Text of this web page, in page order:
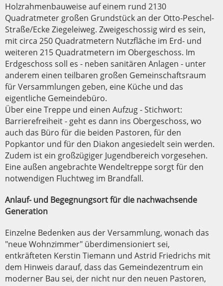
Holzrahmenbauweise auf einem rund 2130
Quadratmeter großen Grundstück an der Otto-Peschel-
Straße/Ecke Ziegeleiweg. Zweigeschossig wird es sein,
mit circa 250 Quadratmetern Nutzfläche im Erd- und
weiteren 215 Quadratmetern im Obergeschoss. Im
Erdgeschoss soll es - neben sanitären Anlagen - unter
anderem einen teilbaren großen Gemeinschaftsraum
für Versammlungen geben, eine Küche und das
eigentliche Gemeindebüro.
Über eine Treppe und einen Aufzug - Stichwort:
Barrierefreiheit - geht es dann ins Obergeschoss, wo
auch das Büro für die beiden Pastoren, für den
Popkantor und für den Diakon angesiedelt sein werden.
Zudem ist ein großzügiger Jugendbereich vorgesehen.
Eine außen angebrachte Wendeltreppe sorgt für den
notwendigen Fluchtweg im Brandfall.
Anlauf- und Begegnungsort für die nachwachsende
Generation
Einzelne Bedenken aus der Versammlung, wonach das
"neue Wohnzimmer" überdimensioniert sei,
entkräfteten Kerstin Tiemann und Astrid Friedrichs mit
dem Hinweis darauf, dass das Gemeindezentrum ein
moderner Bau sei, der nicht nur den neuen Pastoren,